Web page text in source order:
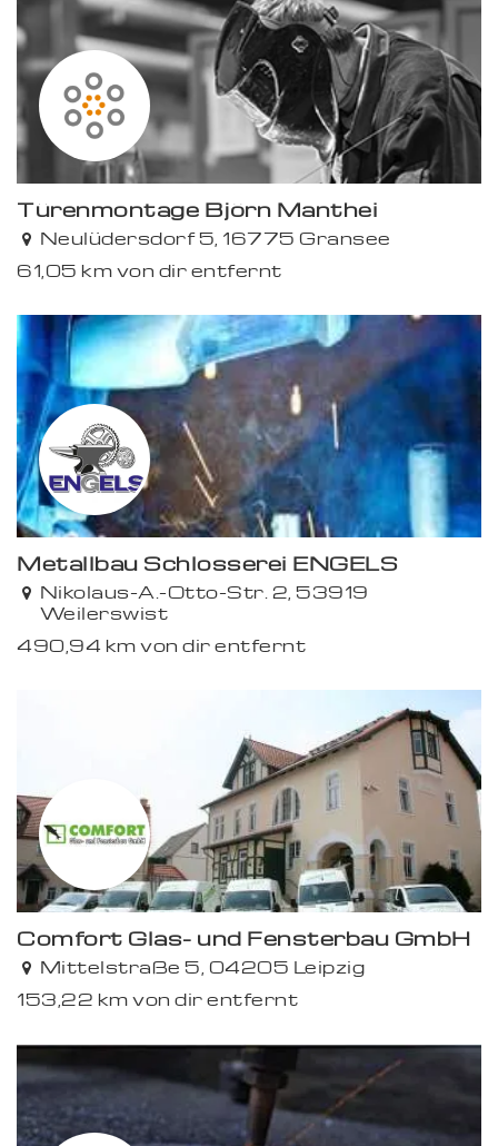
Premium
Türenmontage Björn Manthei
Neulüdersdorf 5, 16775 Gransee
61,05 km von dir entfernt
Premium
Metallbau Schlosserei ENGELS
Nikolaus-A.-Otto-Str. 2, 53919
Weilerswist
490,94 km von dir entfernt
Comfort Glas- und Fensterbau GmbH
Mittelstraße 5, 04205 Leipzig
153,22 km von dir entfernt